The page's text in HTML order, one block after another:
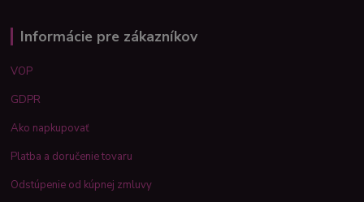
Informácie pre zákazníkov
VOP
GDPR
Ako napkupovať
Platba a doručenie tovaru
Odstúpenie od kúpnej zmluvy